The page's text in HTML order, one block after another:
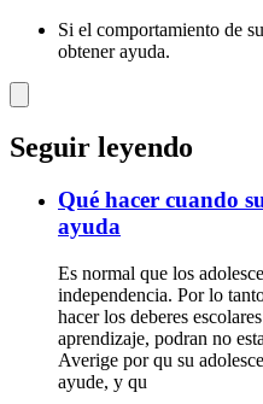
Si el comportamiento de
obtener ayuda.
Seguir leyendo
Qué hacer cuando
ayuda
Es normal que los
independencia. Por lo
hacer los deberes
aprendizaje, podran no
Averige por qu su
ayude, y qu